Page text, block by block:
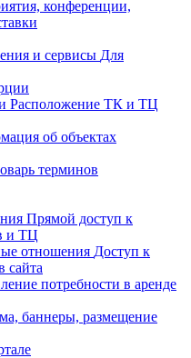
конференции,
и сервисы Для
Расположение ТК и ТЦ
об объектах
терминов
Прямой доступ к
и ТЦ
отношения Доступ к
сайта
потребности в аренде
баннеры, размещение